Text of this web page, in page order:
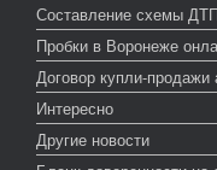
Составление схемы
Пробки в Воронеже
Договор купли-продажи
Интересно
Другие новости